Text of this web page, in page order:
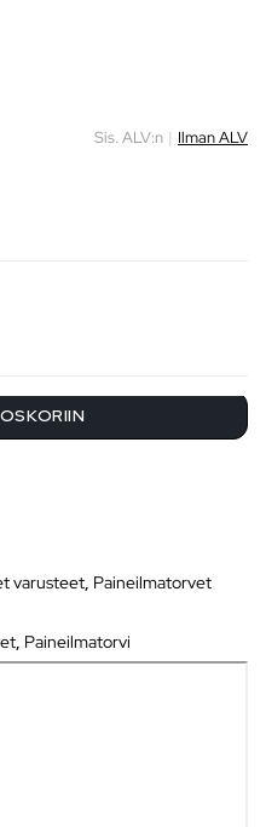
Sis. ALV:n | Ilman ALV
varusteet, Paineilmatorvet
, Paineilmatorvi